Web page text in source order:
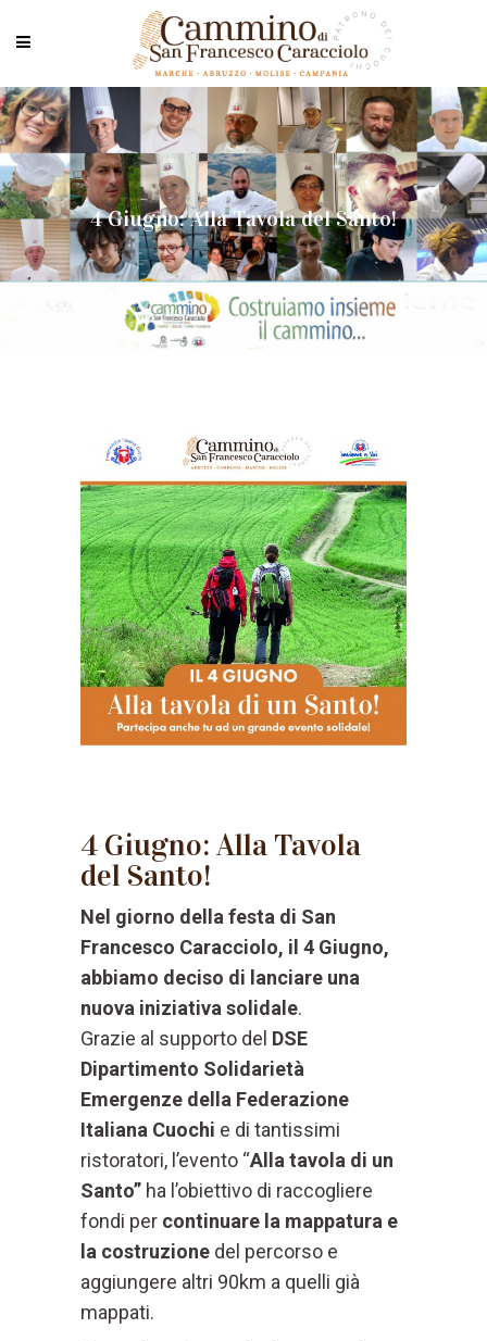
4 Giugno: Alla Tavola del Santo!
4 Giugno: Alla Tavola
del Santo!
Nel giorno della festa di San
Francesco Caracciolo, il 4 Giugno,
abbiamo deciso di lanciare una
nuova iniziativa solidale.
Grazie al supporto del DSE
Dipartimento Solidarietà
Emergenze della Federazione
Italiana Cuochi e di tantissimi
ristoratori, l’evento “Alla tavola di un
Santo” ha l’obiettivo di raccogliere
fondi per continuare la mappatura e
la costruzione del percorso e
aggiungere altri 90km a quelli già
mappati.